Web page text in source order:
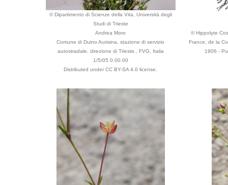
© Dipartimento di Scienze della Vita, Università degli
Studi di Trieste
Andrea Moro
Comune di Duino Aurisina, stazione di servizio
autostradale, direzione di Trieste., FVG, Italia
1/5/05 0.00.00
Distributed under CC BY-SA 4.0 license.
© Hippolyte
France, de la
1906 -